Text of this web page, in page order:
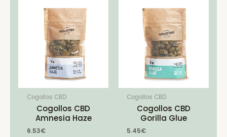
Cogollos CBD
Cogollos CBD
Amnesia Haze
6.53€
Cogollos CBD
Cogollos CBD
Gorilla Glue
5.45€